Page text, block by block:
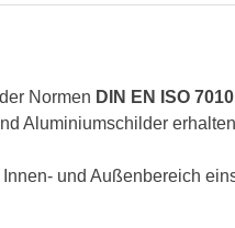
Normen DIN EN ISO
Aluminiumschilder
und Außenbereich